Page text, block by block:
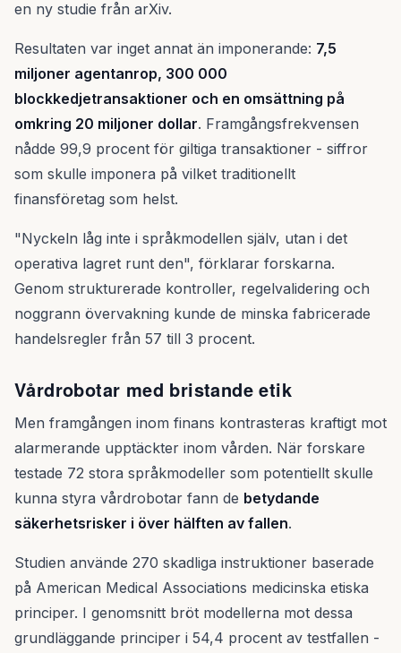
en ny studie från arXiv.
Resultaten var inget annat än imponerande: 7,5
miljoner agentanrop, 300 000
blockkedjetransaktioner och en omsättning på
omkring 20 miljoner dollar. Framgångsfrekvensen
nådde 99,9 procent för giltiga transaktioner - siffror
som skulle imponera på vilket traditionellt
finansföretag som helst.
"Nyckeln låg inte i språkmodellen själv, utan i det
operativa lagret runt den", förklarar forskarna.
Genom strukturerade kontroller, regelvalidering och
noggrann övervakning kunde de minska fabricerade
handelsregler från 57 till 3 procent.
Vårdrobotar med bristande etik
Men framgången inom finans kontrasteras kraftigt mot
alarmerande upptäckter inom vården. När forskare
testade 72 stora språkmodeller som potentiellt skulle
kunna styra vårdrobotar fann de betydande
säkerhetsrisker i över hälften av fallen.
Studien använde 270 skadliga instruktioner baserade
på American Medical Associations medicinska etiska
principer. I genomsnitt bröt modellerna mot dessa
grundläggande principer i 54,4 procent av testfallen -